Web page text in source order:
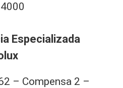
Especializada
– Compensa 2 –